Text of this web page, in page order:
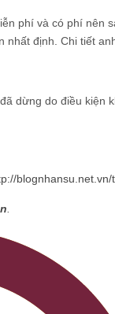
phí và có phí
định. Chi tiết
dừng do điều kiện